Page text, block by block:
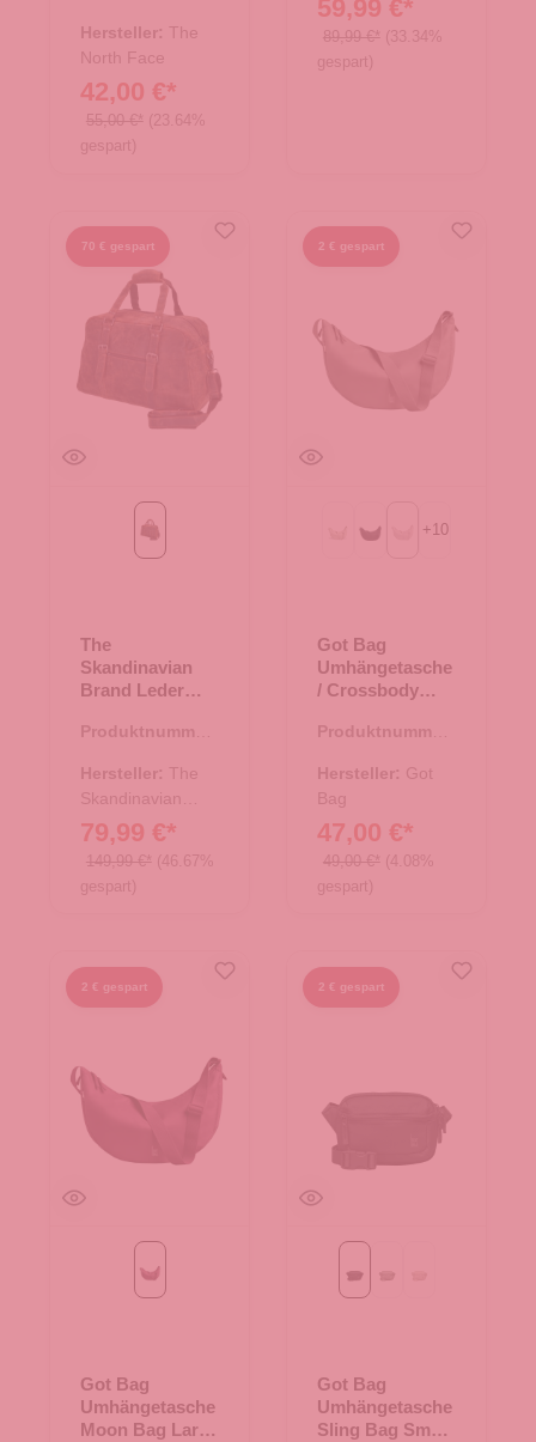
Hersteller: The
North Face
42,00 €*
55,00 €* (23.64%
gespart)
59,99 €*
89,99 €* (33.34%
gespart)
70 € gespart
tan
The
Skandinavian
Brand Leder
Reisetasche -
Produktnummer:
Hersteller: The
Skandinavian
Brand
79,99 €*
149,99 €* (46.67%
gespart)
2 € gespart
Beach Foam
Black (Diese Option ist
+10
Got Bag
Umhängetasche
/ Crossbody
seal
Produktnummer:
Hersteller: Got
Bag
47,00 €*
49,00 €* (4.08%
gespart)
2 € gespart
Kraken
Got Bag
Umhängetasche
Moon Bag Large
2 € gespart
Blackbass
Got Bag
Umhängetasche
Sling Bag Small